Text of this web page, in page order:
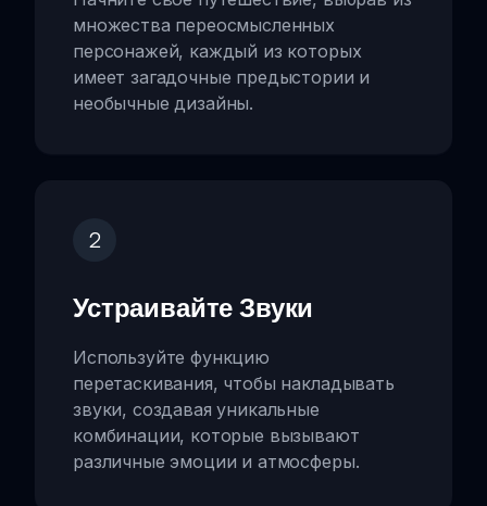
множества переосмысленных
персонажей, каждый из которых
имеет загадочные предыстории и
необычные дизайны.
2
Устраивайте Звуки
Используйте функцию
перетаскивания, чтобы накладывать
звуки, создавая уникальные
комбинации, которые вызывают
различные эмоции и атмосферы.